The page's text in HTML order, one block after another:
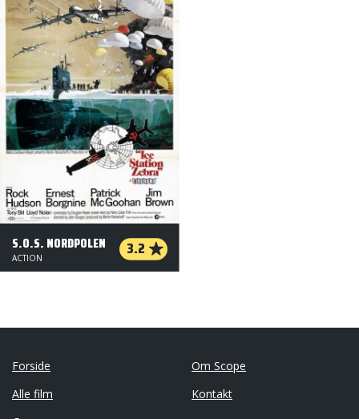
S.O.S. NORDPOLEN 3.2
ACTION
Forside
Alle film
Om Scope
Kontakt